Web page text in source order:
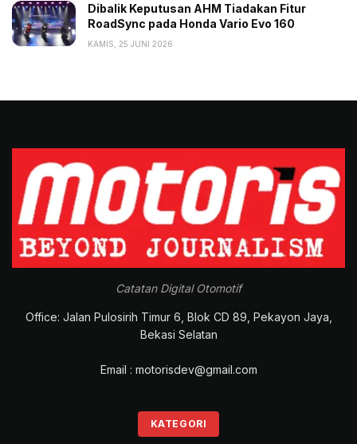
Dibalik Keputusan AHM Tiadakan Fitur
RoadSync pada Honda Vario Evo 160
KAMIS, 25 JUNI 2026
Catatan Digital Otomotif
Office: Jalan Pulosirih Timur 6, Blok CD 89, Pekayon Jaya,
Bekasi Selatan
Email : motorisdev@gmail.com
KATEGORI